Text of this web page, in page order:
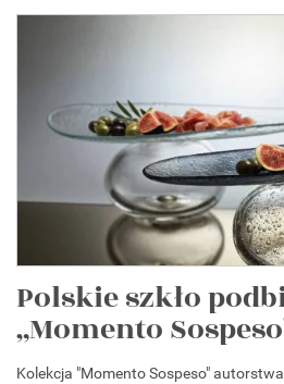
Polskie szkło
„Momento
Kolekcja "Momento Sospeso"